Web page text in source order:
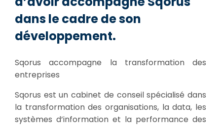
dans le cadre de son
développement.
Sqorus accompagne la transformation des
entreprises
Sqorus est un cabinet de conseil spécialisé dans
la transformation des organisations, la data, les
systèmes d’information et la performance des